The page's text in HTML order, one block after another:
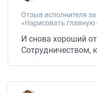
Отзыв исполнителя
И снова хороший
Сотрудничеством,